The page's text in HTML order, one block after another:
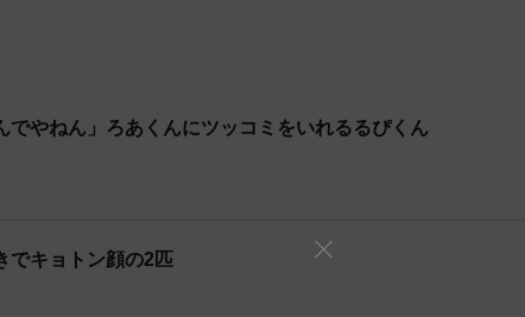
でやねん」ろあくんにツッコミをいれるるぴくん
でキョトン顔の2匹